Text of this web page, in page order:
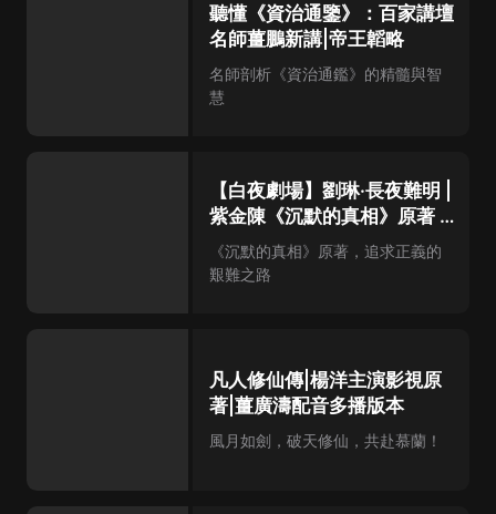
聽懂《資治通鑒》：百家講壇
名師薑鵬新講|帝王韜略
名師剖析《資治通鑑》的精髓與智
慧
【白夜劇場】劉琳·長夜難明 |
紫金陳《沉默的真相》原著 |
壞小孩 | 無證之罪
《沉默的真相》原著，追求正義的
艱難之路
凡人修仙傳|楊洋主演影視原
著|薑廣濤配音多播版本
風月如劍，破天修仙，共赴慕蘭！